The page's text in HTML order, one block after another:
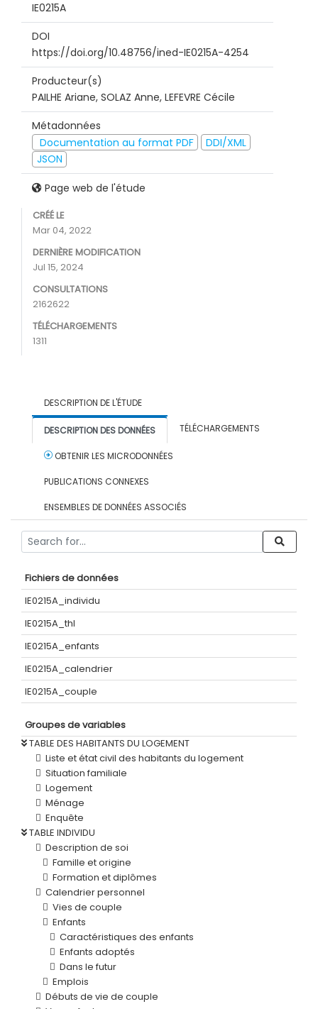
IE0215A
DOI
https://doi.org/10.48756/ined-IE0215A-4254
Producteur(s)
PAILHE Ariane, SOLAZ Anne, LEFEVRE Cécile
Métadonnées
Documentation au format PDF
DDI/XML
JSON
Page web de l'étude
CRÉÉ LE
Mar 04, 2022
DERNIÈRE MODIFICATION
Jul 15, 2024
CONSULTATIONS
2162622
TÉLÉCHARGEMENTS
1311
DESCRIPTION DE L'ÉTUDE
DESCRIPTION DES DONNÉES TÉLÉCHARGEMENTS
OBTENIR LES MICRODONNÉES
PUBLICATIONS CONNEXES
ENSEMBLES DE DONNÉES ASSOCIÉS
Fichiers de données
IE0215A_individu
IE0215A_thl
IE0215A_enfants
IE0215A_calendrier
IE0215A_couple
Groupes de variables
TABLE DES HABITANTS DU LOGEMENT
Liste et état civil des habitants du logement
Situation familiale
Logement
Ménage
Enquête
TABLE INDIVIDU
Description de soi
Famille et origine
Formation et diplômes
Calendrier personnel
Vies de couple
Enfants
Caractéristiques des enfants
Enfants adoptés
Dans le futur
Emplois
Débuts de vie de couple